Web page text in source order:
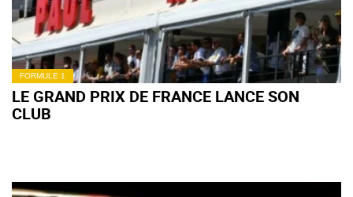
FORMULE 1
LE GRAND PRIX DE FRANCE LANCE SON
CLUB